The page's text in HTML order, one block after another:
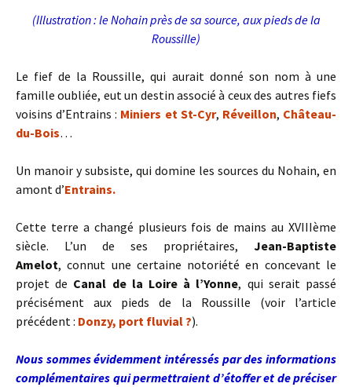
(Illustration : le Nohain près de sa source, aux pieds de la
Roussille)
Le fief de la Roussille, qui aurait donné son nom à une
famille oubliée, eut un destin associé à ceux des autres fiefs
voisins d’Entrains : Miniers et St-Cyr, Réveillon, Château-
du-Bois…
Un manoir y subsiste, qui domine les sources du Nohain, en
amont d’Entrains.
Cette terre a changé plusieurs fois de mains au XVIIIème
siècle. L’un de ses propriétaires, Jean-Baptiste
Amelot, connut une certaine notoriété en concevant le
projet de Canal de la Loire à l’Yonne, qui serait passé
précisément aux pieds de la Roussille (voir l’article
précédent : Donzy, port fluvial ?).
Nous sommes évidemment intéressés par des informations
complémentaires qui permettraient d’étoffer et de préciser